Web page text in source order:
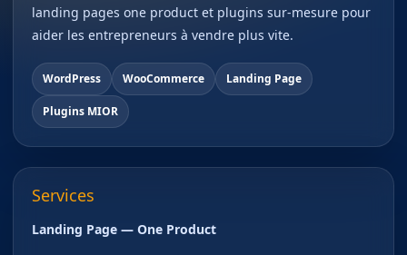
landing pages one product et plugins sur-mesure pour
aider les entrepreneurs à vendre plus vite.
WordPress WooCommerce Landing Page
Plugins MIOR
Services
Landing Page — One Product